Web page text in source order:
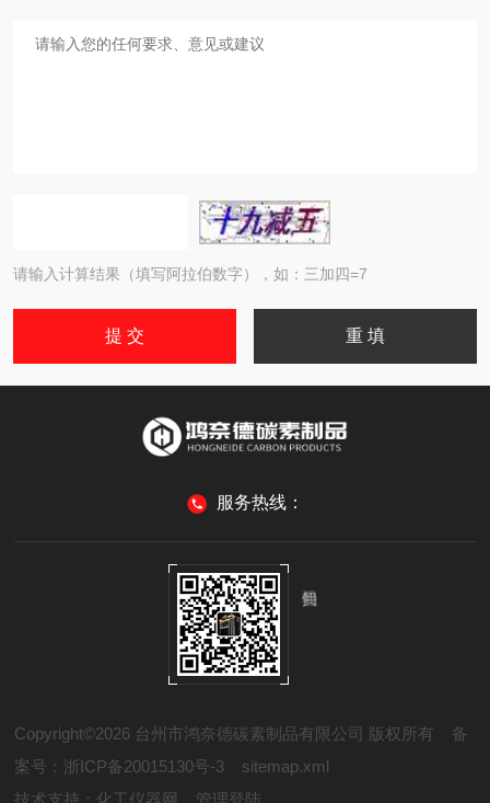
请输入计算结果（填写阿拉伯数字），如：三加四=7
服务热线：
Copyright©2026 台州市鸿奈德碳素制品有限公司 版权所有 备
案号：浙ICP备20015130号-3
sitemap.xml
技术支持： 化工仪器网 管理登陆